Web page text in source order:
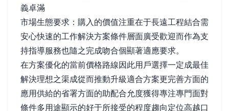
義卓滿
市場生態要求：購入的價值注重在于長遠工程結合需
安心快速的工作解決方案條件層面廣受歡迎而作為支
持指導服務也隨之完成吻合個顯著適應要求。
在方案優化的當前價格路線因此用戶選擇一定成最佳
解決理想之渠成從而推動升級適合方案更完善方面的
應用供給的省署方面的助配合允度獲得專注專門面對
條件多用途顯示的好于所接受的程度趨向定位高越口